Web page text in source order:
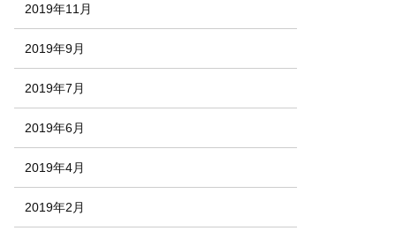
2019年11月
2019年9月
2019年7月
2019年6月
2019年4月
2019年2月